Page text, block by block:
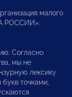
малого
РОССИИ».
Согласно
мы не
лексику
точками,